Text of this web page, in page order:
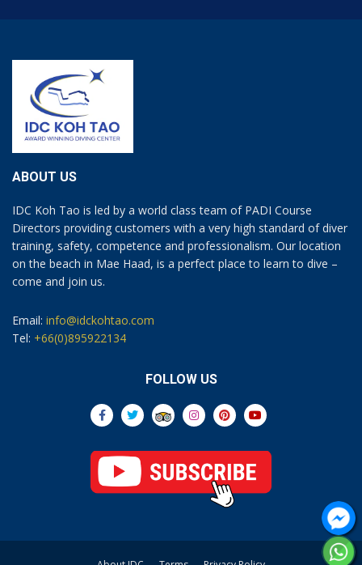
ABOUT US
IDC Koh Tao is led by a world class team of PADI Course
Directors providing customers with a very high standard of diver
training, safety, competence and professionalism. Our location
on the beach in Mae Haad, is a perfect place to learn to dive –
come and join us.
Email: info@idckohtao.com
Tel: +66(0)895922134
FOLLOW US